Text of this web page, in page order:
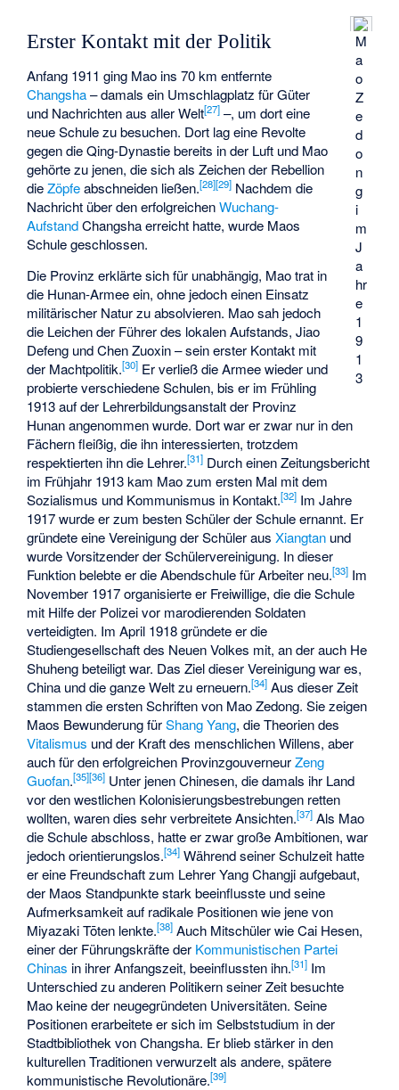
M
a
o
Z
e
d
o
n
g
i
m
J
a
hr
e
1
9
1
3
Erster Kontakt mit der Politik
Anfang 1911 ging Mao ins 70 km entfernte
Changsha– damals ein Umschlagplatz für Güter
und Nachrichten aus aller Welt[27] –, um dort eine
neue Schule zu besuchen. Dort lag eine Revolte
gegen die Qing-Dynastie bereits in der Luft und Mao
gehörte zu jenen, die sich als Zeichen der Rebellion
dieZöpfeabschneiden ließen.[28][29] Nachdem die
Nachricht über den erfolgreichenWuchang-
AufstandChangsha erreicht hatte, wurde Maos
Schule geschlossen.
Die Provinz erklärte sich für unabhängig, Mao trat in
die Hunan-Armee ein, ohne jedoch einen Einsatz
militärischer Natur zu absolvieren. Mao sah jedoch
die Leichen der Führer des lokalen Aufstands,Jiao
Defeng undChen Zuoxin– sein erster Kontakt mit
der Machtpolitik.[30] Er verließ die Armee wieder und
probierte verschiedene Schulen, bis er im Frühling
1913 auf der Lehrerbildungsanstalt der Provinz
Hunan angenommen wurde. Dort war er zwar nur in den
Fächern fleißig, die ihn interessierten, trotzdem
respektierten ihn die Lehrer.[31] Durch einen Zeitungsbericht
im Frühjahr 1913 kam Mao zum ersten Mal mit dem
Sozialismus und Kommunismus in Kontakt.[32] Im Jahre
1917 wurde er zum besten Schüler der Schule ernannt. Er
gründete eine Vereinigung der Schüler ausXiangtan und
wurde Vorsitzender der Schülervereinigung. In dieser
Funktion belebte er die Abendschule für Arbeiter neu.[33] Im
November 1917 organisierte er Freiwillige, die die Schule
mit Hilfe der Polizei vor marodierenden Soldaten
verteidigten. Im April 1918 gründete er die
Studiengesellschaft des Neuen Volkes mit, an der auch He
Shuhengbeteiligt war. Das Ziel dieser Vereinigung war es,
China und die ganze Welt zu erneuern.[34] Aus dieser Zeit
stammen die ersten Schriften von Mao Zedong. Sie zeigen
Maos Bewunderung fürShang Yang, die Theorien des
Vitalismus und der Kraft des menschlichen Willens, aber
auch für den erfolgreichen ProvinzgouverneurZeng
Guofan.[35][36] Unter jenen Chinesen, die damals ihr Land
vor den westlichen Kolonisierungsbestrebungen retten
wollten, waren dies sehr verbreitete Ansichten.[37] Als Mao
die Schule abschloss, hatte er zwar große Ambitionen, war
jedoch orientierungslos.[34] Während seiner Schulzeit hatte
er eine Freundschaft zum LehrerYang Changjiaufgebaut,
der Maos Standpunkte stark beeinflusste und seine
Aufmerksamkeit auf radikale Positionen wie jene von
Miyazaki Tōten lenkte.[38] Auch Mitschüler wieCai Hesen,
einer der Führungskräfte der Kommunistischen Partei
Chinas in ihrer Anfangszeit, beeinflussten ihn.[31] Im
Unterschied zu anderen Politikern seiner Zeit besuchte
Mao keine der neugegründeten Universitäten. Seine
Positionen erarbeitete er sich im Selbststudium in der
Stadtbibliothek von Changsha. Er blieb stärker in den
kulturellen Traditionen verwurzelt als andere, spätere
kommunistische Revolutionäre.[39]